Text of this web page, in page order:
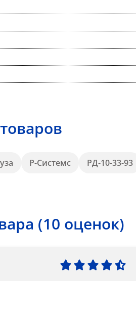
Р-Системс РД-10-33-93
(10 оценок)